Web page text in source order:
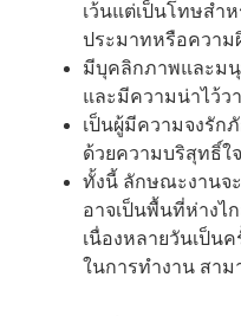
เว้นแต่เป็นโทษสำ
ประมาทหรือความ
มีบุคลิกภาพและม
และมีความน่าไว้ว
เป็นผู้มีความจงรัก
ด้วยความบริสุทธิ์ใจ
ทั้งนี้ ลักษณะงานจ
อาจเป็นพื้นที่ห่างไ
เนื่องหลายวันเป็น
ในการทำงาน สา